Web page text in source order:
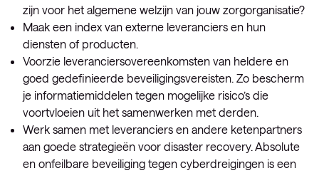
zijn voor het algemene welzijn van jouw zorgorganisatie?
Maak een index van externe leveranciers en hun
diensten of producten.
Voorzie leveranciersovereenkomsten van heldere en
goed gedefinieerde beveiligingsvereisten. Zo bescherm
je informatiemiddelen tegen mogelijke risico’s die
voortvloeien uit het samenwerken met derden.
Werk samen met leveranciers en andere ketenpartners
aan goede strategieën voor disaster recovery. Absolute
en onfeilbare beveiliging tegen cyberdreigingen is een